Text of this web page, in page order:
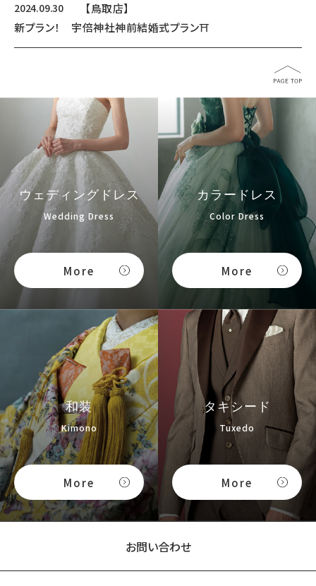
2024.09.30
【鳥取店】
新プラン！ 宇倍神社神前結婚式プラン⛩️
ウェディングドレス
Wedding Dress
More
カラードレス
Color Dress
More
和装
Kimono
More
タキシード
Tuxedo
More
お問い合わせ